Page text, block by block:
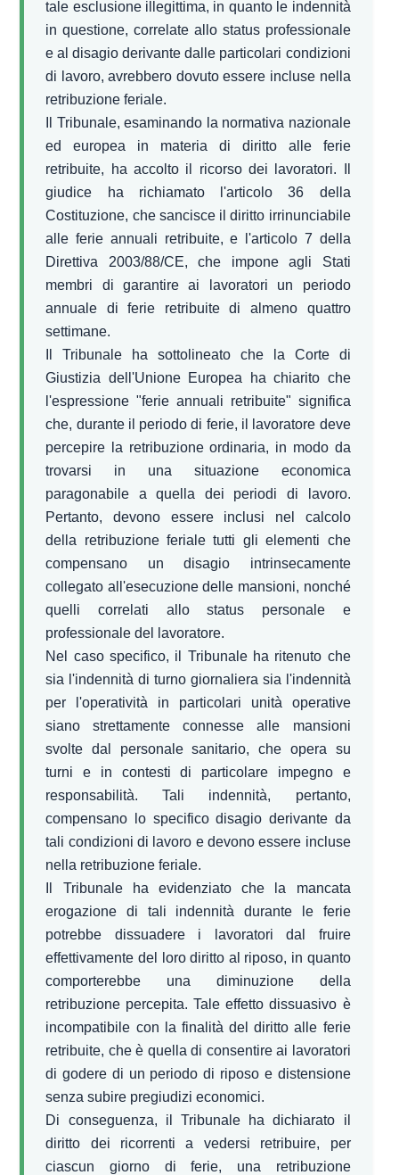
tale esclusione illegittima, in quanto le indennità
in questione, correlate allo status professionale
e al disagio derivante dalle particolari condizioni
di lavoro, avrebbero dovuto essere incluse nella
retribuzione feriale.
Il Tribunale, esaminando la normativa nazionale
ed europea in materia di diritto alle ferie
retribuite, ha accolto il ricorso dei lavoratori. Il
giudice ha richiamato l'articolo 36 della
Costituzione, che sancisce il diritto irrinunciabile
alle ferie annuali retribuite, e l'articolo 7 della
Direttiva 2003/88/CE, che impone agli Stati
membri di garantire ai lavoratori un periodo
annuale di ferie retribuite di almeno quattro
settimane.
Il Tribunale ha sottolineato che la Corte di
Giustizia dell'Unione Europea ha chiarito che
l'espressione "ferie annuali retribuite" significa
che, durante il periodo di ferie, il lavoratore deve
percepire la retribuzione ordinaria, in modo da
trovarsi in una situazione economica
paragonabile a quella dei periodi di lavoro.
Pertanto, devono essere inclusi nel calcolo
della retribuzione feriale tutti gli elementi che
compensano un disagio intrinsecamente
collegato all'esecuzione delle mansioni, nonché
quelli correlati allo status personale e
professionale del lavoratore.
Nel caso specifico, il Tribunale ha ritenuto che
sia l'indennità di turno giornaliera sia l'indennità
per l'operatività in particolari unità operative
siano strettamente connesse alle mansioni
svolte dal personale sanitario, che opera su
turni e in contesti di particolare impegno e
responsabilità. Tali indennità, pertanto,
compensano lo specifico disagio derivante da
tali condizioni di lavoro e devono essere incluse
nella retribuzione feriale.
Il Tribunale ha evidenziato che la mancata
erogazione di tali indennità durante le ferie
potrebbe dissuadere i lavoratori dal fruire
effettivamente del loro diritto al riposo, in quanto
comporterebbe una diminuzione della
retribuzione percepita. Tale effetto dissuasivo è
incompatibile con la finalità del diritto alle ferie
retribuite, che è quella di consentire ai lavoratori
di godere di un periodo di riposo e distensione
senza subire pregiudizi economici.
Di conseguenza, il Tribunale ha dichiarato il
diritto dei ricorrenti a vedersi retribuire, per
ciascun giorno di ferie, una retribuzione